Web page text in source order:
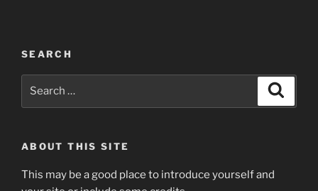
SEARCH
ABOUT THIS SITE
This may be a good place to introduce yourself and